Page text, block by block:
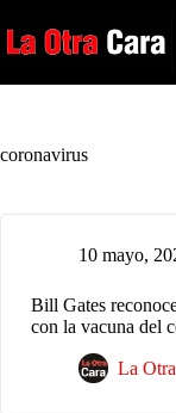
al
contenido
coronavirus
10 mayo,
Bill Gates
con la vacuna del
La